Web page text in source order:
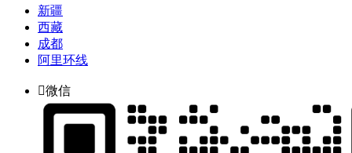
新疆
西藏
成都
阿里环线
微信